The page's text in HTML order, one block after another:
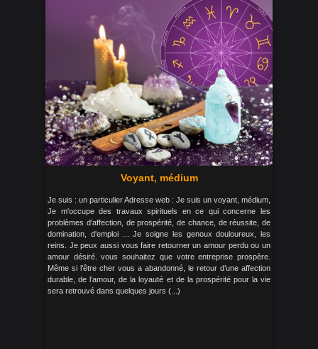
Voyant, médium
Je suis : un particulier Adresse web : Je suis un voyant, médium,
Je m'occupe des travaux spirituels en ce qui concerne les
problèmes d'affection, de prospérité, de chance, de réussite, de
domination, d'emploi ... Je soigne les genoux douloureux, les
reins. Je peux aussi vous faire retourner un amour perdu ou un
amour désiré. vous souhaitez que votre entreprise prospère.
Même si l’être cher vous a abandonné, le retour d’une affection
durable, de l’amour, de la loyauté et de la prospérité pour la vie
sera retrouvé dans quelques jours (...)